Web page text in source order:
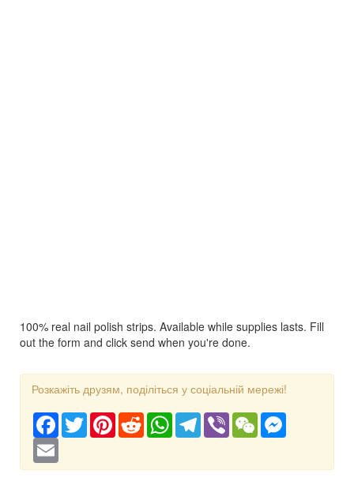
100% real nail polish strips. Available while supplies lasts. Fill
out the form and click send when you're done.
Розкажіть друзям, поділіться у соціальній мережі!
Facebook
TwitterPinterestRedditWhatsAppTelegram
Viber WeChat